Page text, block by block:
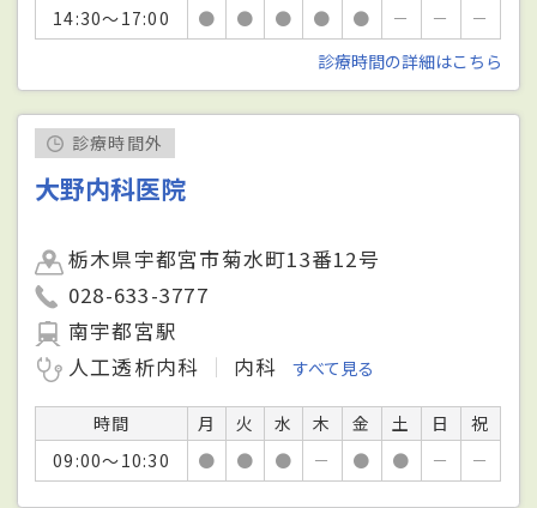
14:30～17:00
● ● ● ● ● － －
－
診療時間の詳細はこちら
診療時間外
大野内科医院
栃木県宇都宮市菊水町13番12号
028-633-3777
南宇都宮駅
人工透析内科
内科 すべて見る
時間 月 火 水 木 金 土 日
祝
09:00～10:30
● ● ● － ● ● － －